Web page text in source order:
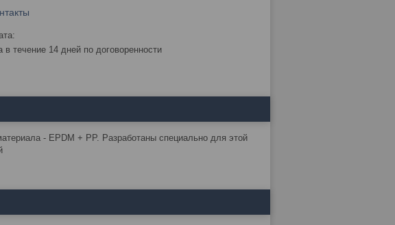
в течение 14 дней по договоренности
- EPDM + PP. Разработаны специально для этой